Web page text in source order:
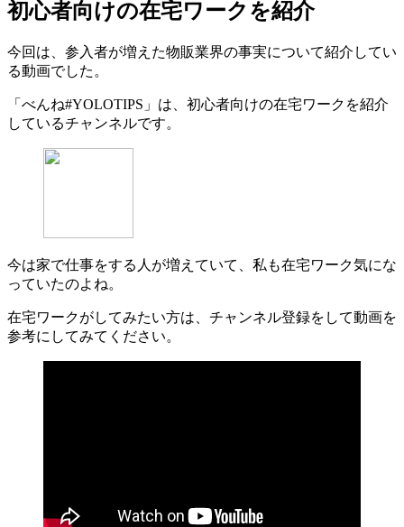
初心者向けの在宅ワークを紹介
今回は、参入者が増えた物販業界の事実について紹介してい
る動画でした。
「べんね#YOLOTIPS」は、初心者向けの在宅ワークを紹介
しているチャンネルです。
今は家で仕事をする人が増えていて、私も在宅ワーク気にな
っていたのよね。
在宅ワークがしてみたい方は、チャンネル登録をして動画を
参考にしてみてください。